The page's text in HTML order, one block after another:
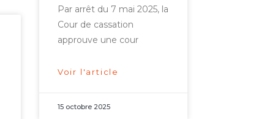
Par arrêt du 7 mai 2025, la
Cour de cassation
approuve une cour
Voir l'article
15 octobre 2025